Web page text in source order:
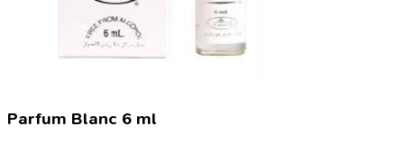
Parfum Blanc 6 ml